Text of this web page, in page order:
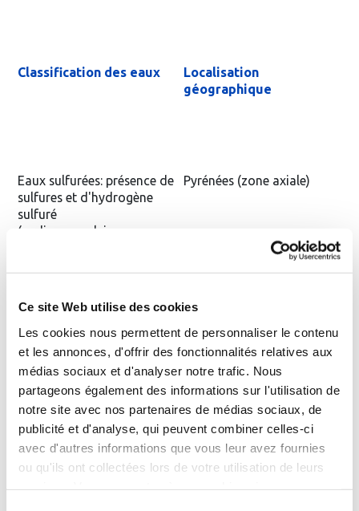
Ce site Web utilise des cookies
Les cookies nous permettent de personnaliser le contenu
et les annonces, d'offrir des fonctionnalités relatives aux
médias sociaux et d'analyser notre trafic. Nous
partageons également des informations sur l'utilisation de
notre site avec nos partenaires de médias sociaux, de
publicité et d'analyse, qui peuvent combiner celles-ci
avec d'autres informations que vous leur avez fournies
ou qu'ils ont collectées lors de votre utilisation de leurs
Classification des eaux
Localisation
géographique
Eaux sulfurées: présence de
sulfures et d'hydrogène
sulfuré
(sodiques, calciques,
Pyrénées (zone axiale)
Eaux sulfatées : anions*
sulfates prépondérants
(sodiques magnésiennes,
calciques, ferrugineuses)
Pyrénées nord, Alpes,
Vosges
Eaux chlorurées : anions*
chlorures prépondérants
(sodiques fortes, sodiques
faibles)
Pyrénées nord, Alpes, Jura,
Savoie